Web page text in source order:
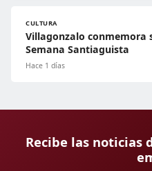
CULTURA
Villagonzalo conmemora
Semana Santiaguista
Hace 1 días
Recibe las noticias